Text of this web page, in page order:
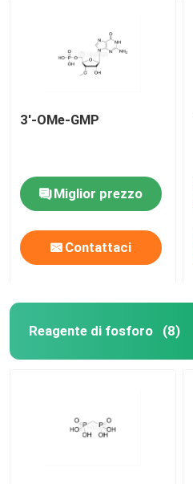
3'-OMe-GMP
Miglior prezzo
Contattaci
Reagente di fosforo (8)